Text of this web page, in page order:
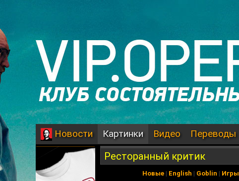
Новости Картинки Видео Переводы
Ресторанный критик
Новые| English | Goblin | Игры